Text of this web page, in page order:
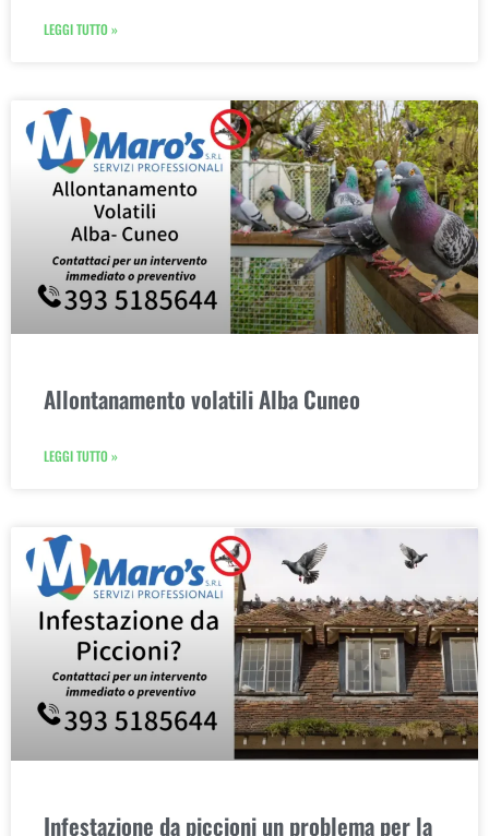
LEGGI TUTTO »
Allontanamento volatili Alba Cuneo
LEGGI TUTTO »
Infestazione da piccioni un problema per la